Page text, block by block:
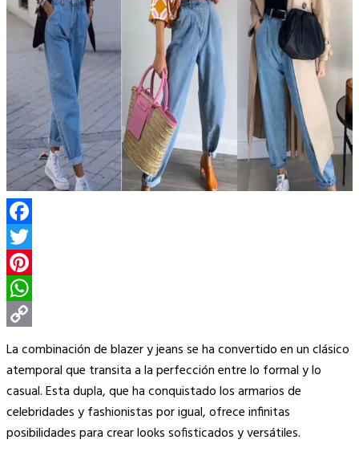
Facebook
Twitter
Pinterest
WhatsApp
Copy
Link
La combinación de blazer y jeans se ha convertido en un clásico
atemporal que transita a la perfección entre lo formal y lo
casual. Esta dupla, que ha conquistado los armarios de
celebridades y fashionistas por igual, ofrece infinitas
posibilidades para crear looks sofisticados y versátiles.